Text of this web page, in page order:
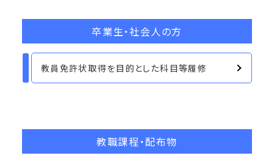
卒業生・社会人の方
教員免許状取得を目的とした科目等履修
教職課程・配布物